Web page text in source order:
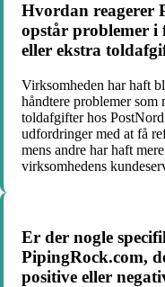
Hvordan reagerer
opstår problemer i
eller ekstra
Virksomheden har haft
håndtere problemer som
toldafgifter hos
udfordringer med at få
mens andre har haft
virksomhedens
Er der nogle
PipingRock.com,
positive eller